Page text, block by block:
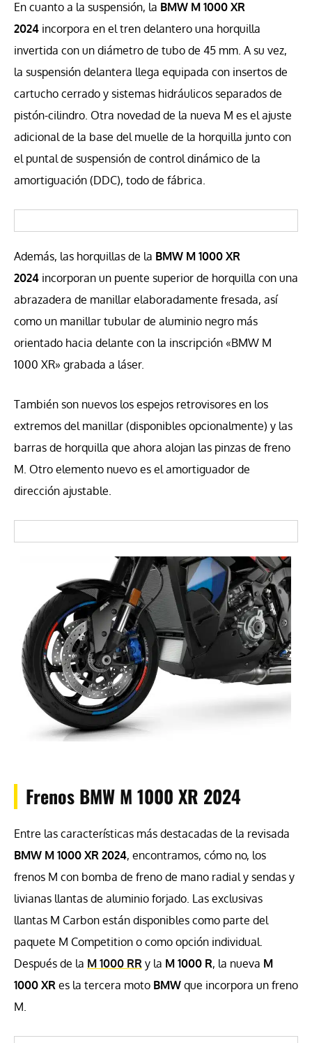
En cuanto a la suspensión, la BMW M 1000 XR
2024 incorpora en el tren delantero una horquilla
invertida con un diámetro de tubo de 45 mm. A su vez,
la suspensión delantera llega equipada con insertos de
cartucho cerrado y sistemas hidráulicos separados de
pistón-cilindro. Otra novedad de la nueva M es el ajuste
adicional de la base del muelle de la horquilla junto con
el puntal de suspensión de control dinámico de la
amortiguación (DDC), todo de fábrica.
Además, las horquillas de la BMW M 1000 XR
2024 incorporan un puente superior de horquilla con una
abrazadera de manillar elaboradamente fresada, así
como un manillar tubular de aluminio negro más
orientado hacia delante con la inscripción «BMW M
1000 XR» grabada a láser.
También son nuevos los espejos retrovisores en los
extremos del manillar (disponibles opcionalmente) y las
barras de horquilla que ahora alojan las pinzas de freno
M. Otro elemento nuevo es el amortiguador de
dirección ajustable.
Frenos BMW M 1000 XR 2024
Entre las características más destacadas de la revisada
BMW M 1000 XR 2024, encontramos, cómo no, los
frenos M con bomba de freno de mano radial y sendas y
livianas llantas de aluminio forjado. Las exclusivas
llantas M Carbon están disponibles como parte del
paquete M Competition o como opción individual.
Después de la M 1000 RR y la M 1000 R, la nueva M
1000 XR es la tercera moto BMW que incorpora un freno
M.